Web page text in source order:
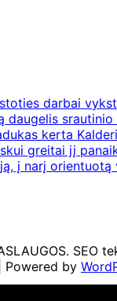
darbai
daugelis
kerta
greitai jį
į narį orientuotą
| Powered by